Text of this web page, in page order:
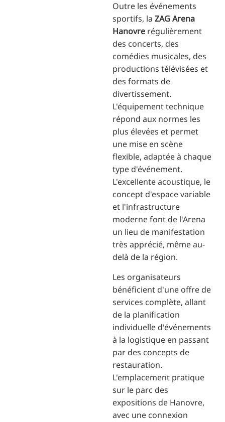
Outre les événements
sportifs, la ZAG Arena
Hanovre régulièrement
des concerts, des
comédies musicales, des
productions télévisées et
des formats de
divertissement.
L'équipement technique
répond aux normes les
plus élevées et permet
une mise en scène
flexible, adaptée à chaque
type d'événement.
L'excellente acoustique, le
concept d'espace variable
et l'infrastructure
moderne font de l'Arena
un lieu de manifestation
très apprécié, même au-
delà de la région.
Les organisateurs
bénéficient d'une offre de
services complète, allant
de la planification
individuelle d'événements
à la logistique en passant
par des concepts de
restauration.
L'emplacement pratique
sur le parc des
expositions de Hanovre,
avec une connexion